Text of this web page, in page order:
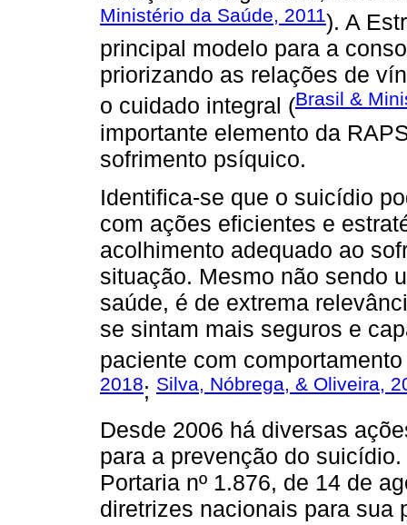
Ministério da Saúde, 2011). A
principal modelo para a
priorizando as relações de
o cuidado integral (Brasil &
importante elemento da
sofrimento psíquico.
Identifica-se que o suicídio
com ações eficientes e
acolhimento adequado ao
situação. Mesmo não sendo
saúde, é de extrema
se sintam mais seguros e
paciente com
2018; Silva, Nóbrega, & Oliveira,
Desde 2006 há diversas
para a prevenção do
Portaria nº 1.876, de 14 de
diretrizes nacionais para sua